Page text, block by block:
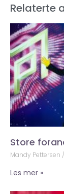
Relaterte
Store
Mandy Pettersen
Les mer »